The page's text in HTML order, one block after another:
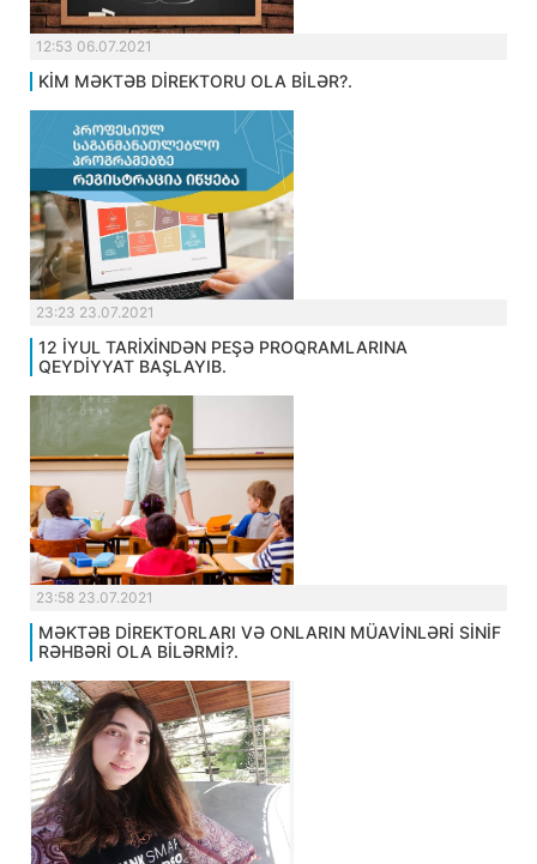
12:53 06.07.2021
KİM MƏKTƏB DİREKTORU OLA BİLƏR?.
23:23 23.07.2021
12 İYUL TARİXİNDƏN PEŞƏ PROQRAMLARINA
QEYDİYYAT BAŞLAYIB.
23:58 23.07.2021
MƏKTƏB DİREKTORLARI VƏ ONLARIN MÜAVİNLƏRİ SİNİF
RƏHBƏRİ OLA BİLƏRMİ?.